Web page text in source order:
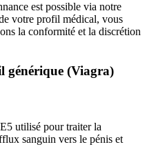
est possible via notre
votre profil médical, vous
la conformité et la discrétion
générique (Viagra)
utilisé pour traiter la
sanguin vers le pénis et